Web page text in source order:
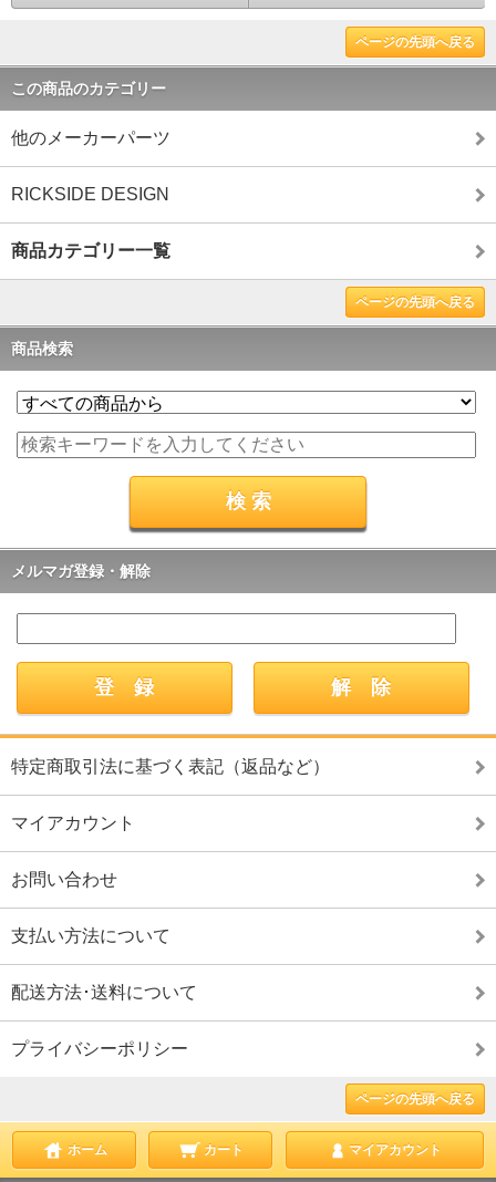
ページの先頭へ戻る
この商品のカテゴリー
他のメーカーパーツ
RICKSIDE DESIGN
商品カテゴリー一覧
ページの先頭へ戻る
商品検索
メルマガ登録・解除
特定商取引法に基づく表記（返品など）
マイアカウント
お問い合わせ
支払い方法について
配送方法･送料について
プライバシーポリシー
ページの先頭へ戻る
ホーム カート マイアカウント